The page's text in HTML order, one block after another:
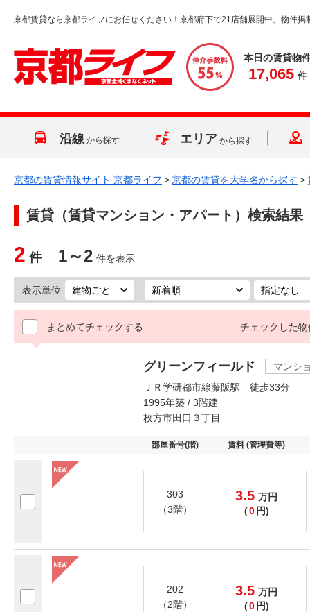
京都賃貸なら京都ライフにお任せください！京都府下で21店舗展開中。物件掲
本日の賃貸物
17,065 件
沿線 から探す エリア から探す
京都の賃貸情報サイト 京都ライフ >京都の賃貸を大学名から探す >
賃貸（賃貸マンション・アパート）検索結果
2 件 1～2 件を表示
表示単位
まとめてチェックする チェックした物
グリーンフィールド
マンシ
ＪＲ学研都市線藤阪駅 徒歩33分
1995年築 / 3階建
枚方市田口３丁目
部屋番号(階) 賃料 (管理費等)
303
（3階）
3.5 万円
(0 円)
202
（2階）
3.5 万円
(0 円)